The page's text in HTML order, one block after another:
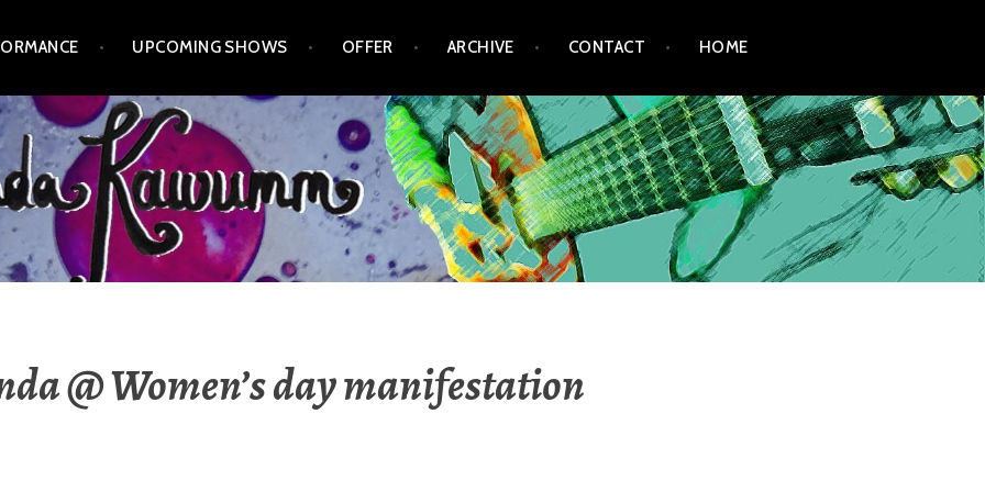
UPCOMING SHOWS OFFER ARCHIVE CONTACT HOME
@ Women’s day manifestation